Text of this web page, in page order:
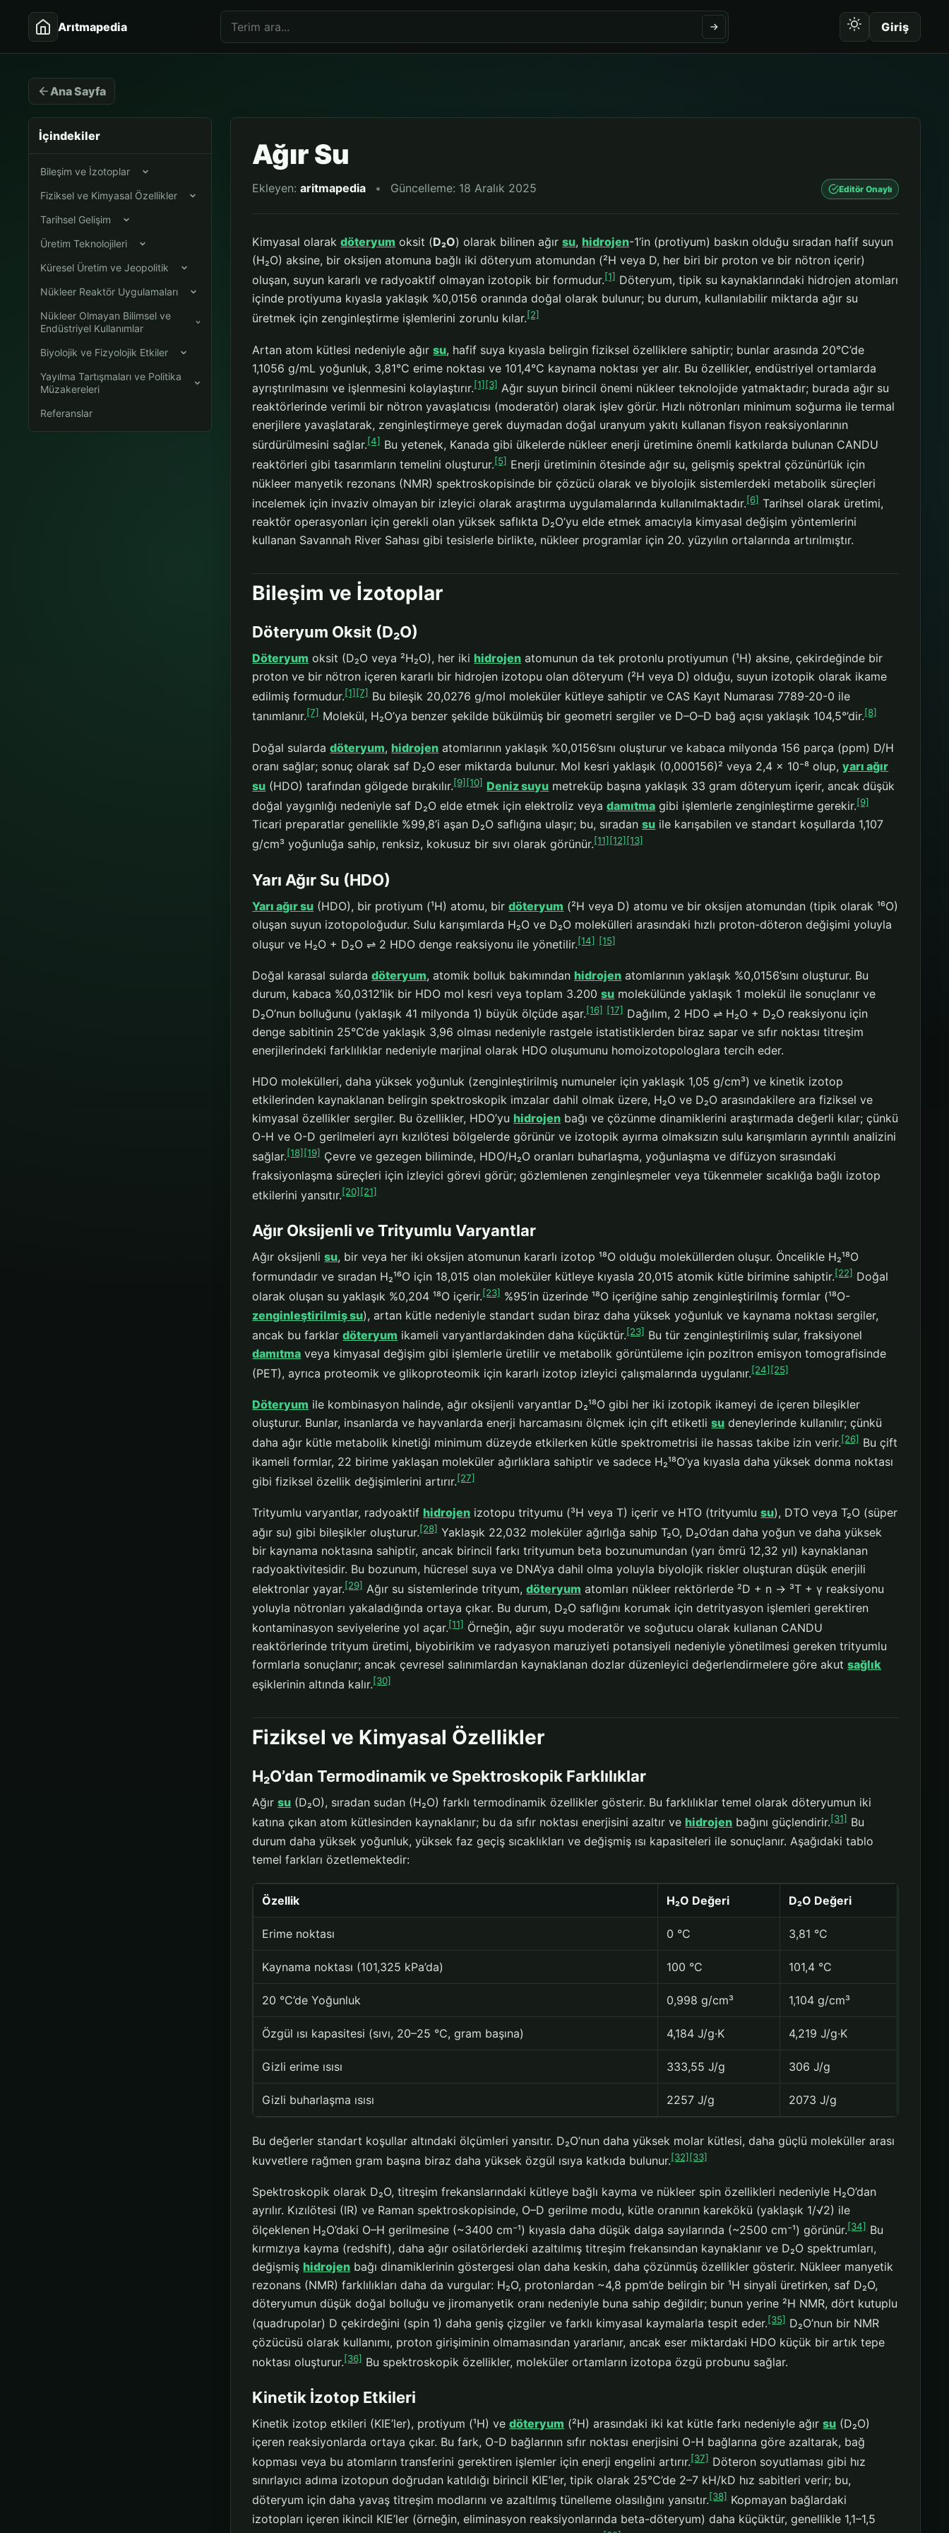
Arıtmapedia Giriş
Ana Sayfa
İçindekiler
Bileşim ve İzotoplar
Fiziksel ve Kimyasal Özellikler
Tarihsel Gelişim
Üretim Teknolojileri
Küresel Üretim ve Jeopolitik
Nükleer Reaktör Uygulamaları
Nükleer Olmayan Bilimsel ve
Endüstriyel Kullanımlar
Biyolojik ve Fizyolojik Etkiler
Yayılma Tartışmaları ve Politika
Müzakereleri
Referanslar
Ağır Su
Ekleyen:aritmapedia • Güncelleme: 18 Aralık 2025 Editör Onaylı
Kimyasal olarakdöteryum oksit (D₂O) olarak bilinen ağırsu, hidrojen-1’in (protiyum) baskın olduğu sıradan hafif suyun
(H₂O) aksine, bir oksijen atomuna bağlı iki döteryum atomundan (²H veya D, her biri bir proton ve bir nötron içerir)
oluşan, suyun kararlı ve radyoaktif olmayan izotopik bir formudur.[1] Döteryum, tipik su kaynaklarındaki hidrojen atomları
içinde protiyuma kıyasla yaklaşık %0,0156 oranında doğal olarak bulunur; bu durum, kullanılabilir miktarda ağır su
üretmek için zenginleştirme işlemlerini zorunlu kılar.[2]
Artan atom kütlesi nedeniyle ağırsu, hafif suya kıyasla belirgin fiziksel özelliklere sahiptir; bunlar arasında 20°C’de
1,1056 g/mL yoğunluk, 3,81°C erime noktası ve 101,4°C kaynama noktası yer alır. Bu özellikler, endüstriyel ortamlarda
ayrıştırılmasını ve işlenmesini kolaylaştırır.[1] [3] Ağır suyun birincil önemi nükleer teknolojide yatmaktadır; burada ağır su
reaktörlerinde verimli bir nötron yavaşlatıcısı (moderatör) olarak işlev görür. Hızlı nötronları minimum soğurma ile termal
enerjilere yavaşlatarak, zenginleştirmeye gerek duymadan doğal uranyum yakıtı kullanan fisyon reaksiyonlarının
sürdürülmesini sağlar.[4] Bu yetenek, Kanada gibi ülkelerde nükleer enerji üretimine önemli katkılarda bulunan CANDU
reaktörleri gibi tasarımların temelini oluşturur.[5] Enerji üretiminin ötesinde ağır su, gelişmiş spektral çözünürlük için
nükleer manyetik rezonans (NMR) spektroskopisinde bir çözücü olarak ve biyolojik sistemlerdeki metabolik süreçleri
incelemek için invaziv olmayan bir izleyici olarak araştırma uygulamalarında kullanılmaktadır.[6] Tarihsel olarak üretimi,
reaktör operasyonları için gerekli olan yüksek saflıkta D₂O’yu elde etmek amacıyla kimyasal değişim yöntemlerini
kullanan Savannah River Sahası gibi tesislerle birlikte, nükleer programlar için 20. yüzyılın ortalarında artırılmıştır.
Bileşim ve İzotoplar
Döteryum Oksit (D₂O)
Döteryum oksit (D₂O veya ²H₂O), her iki hidrojen atomunun da tek protonlu protiyumun (¹H) aksine, çekirdeğinde bir
proton ve bir nötron içeren kararlı bir hidrojen izotopu olan döteryum (²H veya D) olduğu, suyun izotopik olarak ikame
edilmiş formudur.[1] [7] Bu bileşik 20,0276 g/mol moleküler kütleye sahiptir ve CAS Kayıt Numarası 7789-20-0 ile
tanımlanır.[7] Molekül, H₂O’ya benzer şekilde bükülmüş bir geometri sergiler ve D–O–D bağ açısı yaklaşık 104,5°’dir.[8]
Doğal sulardadöteryum, hidrojen atomlarının yaklaşık %0,0156’sını oluşturur ve kabaca milyonda 156 parça (ppm) D/H
oranı sağlar; sonuç olarak saf D₂O eser miktarda bulunur. Mol kesri yaklaşık (0,000156)² veya 2,4 × 10⁻⁸ olup,yarı ağır
su (HDO) tarafından gölgede bırakılır.[9] [10] Deniz suyu metreküp başına yaklaşık 33 gram döteryum içerir, ancak düşük
doğal yaygınlığı nedeniyle saf D₂O elde etmek için elektroliz veyadamıtma gibi işlemlerle zenginleştirme gerekir.[9]
Ticari preparatlar genellikle %99,8’i aşan D₂O saflığına ulaşır; bu, sıradansu ile karışabilen ve standart koşullarda 1,107
g/cm³ yoğunluğa sahip, renksiz, kokusuz bir sıvı olarak görünür.[11] [12] [13]
Yarı Ağır Su (HDO)
Yarı ağır su (HDO), bir protiyum (¹H) atomu, birdöteryum (²H veya D) atomu ve bir oksijen atomundan (tipik olarak ¹⁶O)
oluşan suyun izotopoloğudur. Sulu karışımlarda H₂O ve D₂O molekülleri arasındaki hızlı proton-döteron değişimi yoluyla
oluşur ve H₂O + D₂O ⇌ 2 HDO denge reaksiyonu ile yönetilir.[14] [15]
Doğal karasal sulardadöteryum, atomik bolluk bakımından hidrojen atomlarının yaklaşık %0,0156’sını oluşturur. Bu
durum, kabaca %0,0312’lik bir HDO mol kesri veya toplam 3.200su molekülünde yaklaşık 1 molekül ile sonuçlanır ve
D₂O’nun bolluğunu (yaklaşık 41 milyonda 1) büyük ölçüde aşar.[16] [17] Dağılım, 2 HDO ⇌ H₂O + D₂O reaksiyonu için
denge sabitinin 25°C’de yaklaşık 3,96 olması nedeniyle rastgele istatistiklerden biraz sapar ve sıfır noktası titreşim
enerjilerindeki farklılıklar nedeniyle marjinal olarak HDO oluşumunu homoizotopologlara tercih eder.
HDO molekülleri, daha yüksek yoğunluk (zenginleştirilmiş numuneler için yaklaşık 1,05 g/cm³) ve kinetik izotop
etkilerinden kaynaklanan belirgin spektroskopik imzalar dahil olmak üzere, H₂O ve D₂O arasındakilere ara fiziksel ve
kimyasal özellikler sergiler. Bu özellikler, HDO’yu hidrojen bağı ve çözünme dinamiklerini araştırmada değerli kılar; çünkü
O-H ve O-D gerilmeleri ayrı kızılötesi bölgelerde görünür ve izotopik ayırma olmaksızın sulu karışımların ayrıntılı analizini
sağlar.[18] [19] Çevre ve gezegen biliminde, HDO/H₂O oranları buharlaşma, yoğunlaşma ve difüzyon sırasındaki
fraksiyonlaşma süreçleri için izleyici görevi görür; gözlemlenen zenginleşmeler veya tükenmeler sıcaklığa bağlı izotop
etkilerini yansıtır.[20][21]
Ağır Oksijenli ve Trityumlu Varyantlar
Ağır oksijenlisu, bir veya her iki oksijen atomunun kararlı izotop ¹⁸O olduğu moleküllerden oluşur. Öncelikle H₂¹⁸O
formundadır ve sıradan H₂¹⁶O için 18,015 olan moleküler kütleye kıyasla 20,015 atomik kütle birimine sahiptir.[22] Doğal
olarak oluşan su yaklaşık %0,204 ¹⁸O içerir.[23] %95’in üzerinde ¹⁸O içeriğine sahip zenginleştirilmiş formlar (¹⁸O-
zenginleştirilmiş su), artan kütle nedeniyle standart sudan biraz daha yüksek yoğunluk ve kaynama noktası sergiler,
ancak bu farklardöteryum ikameli varyantlardakinden daha küçüktür.[23]Bu tür zenginleştirilmiş sular, fraksiyonel
damıtma veya kimyasal değişim gibi işlemlerle üretilir ve metabolik görüntüleme için pozitron emisyon tomografisinde
(PET), ayrıca proteomik ve glikoproteomik için kararlı izotop izleyici çalışmalarında uygulanır.[24] [25]
Döteryum ile kombinasyon halinde, ağır oksijenli varyantlar D₂¹⁸O gibi her iki izotopik ikameyi de içeren bileşikler
oluşturur. Bunlar, insanlarda ve hayvanlarda enerji harcamasını ölçmek için çift etiketlisu deneylerinde kullanılır; çünkü
daha ağır kütle metabolik kinetiği minimum düzeyde etkilerken kütle spektrometrisi ile hassas takibe izin verir.[26] Bu çift
ikameli formlar, 22 birime yaklaşan moleküler ağırlıklara sahiptir ve sadece H₂¹⁸O’ya kıyasla daha yüksek donma noktası
gibi fiziksel özellik değişimlerini artırır.[27]
Trityumlu varyantlar, radyoaktif hidrojen izotopu trityumu (³H veya T) içerir ve HTO (trityumlusu), DTO veya T₂O (süper
ağır su) gibi bileşikler oluşturur.[28] Yaklaşık 22,032 moleküler ağırlığa sahip T₂O, D₂O’dan daha yoğun ve daha yüksek
bir kaynama noktasına sahiptir, ancak birincil farkı trityumun beta bozunumundan (yarı ömrü 12,32 yıl) kaynaklanan
radyoaktivitesidir. Bu bozunum, hücresel suya ve DNA’ya dahil olma yoluyla biyolojik riskler oluşturan düşük enerjili
elektronlar yayar.[29] Ağır su sistemlerinde trityum,döteryum atomları nükleer rektörlerde ²D + n → ³T + γ reaksiyonu
yoluyla nötronları yakaladığında ortaya çıkar. Bu durum, D₂O saflığını korumak için detrityasyon işlemleri gerektiren
kontaminasyon seviyelerine yol açar.[11]Örneğin, ağır suyu moderatör ve soğutucu olarak kullanan CANDU
reaktörlerinde trityum üretimi, biyobirikim ve radyasyon maruziyeti potansiyeli nedeniyle yönetilmesi gereken trityumlu
formlarla sonuçlanır; ancak çevresel salınımlardan kaynaklanan dozlar düzenleyici değerlendirmelere göre akutsağlık
eşiklerinin altında kalır.[30]
Fiziksel ve Kimyasal Özellikler
H₂O’dan Termodinamik ve Spektroskopik Farklılıklar
Ağırsu (D₂O), sıradan sudan (H₂O) farklı termodinamik özellikler gösterir. Bu farklılıklar temel olarak döteryumun iki
katına çıkan atom kütlesinden kaynaklanır; bu da sıfır noktası enerjisini azaltır ve hidrojen bağını güçlendirir.[31] Bu
durum daha yüksek yoğunluk, yüksek faz geçiş sıcaklıkları ve değişmiş ısı kapasiteleri ile sonuçlanır. Aşağıdaki tablo
temel farkları özetlemektedir:
Özellik H₂O Değeri D₂O Değeri
Erime noktası 0 °C 3,81 °C
Kaynama noktası (101,325 kPa’da) 100 °C 101,4 °C
20 °C’de Yoğunluk 0,998 g/cm³ 1,104 g/cm³
Özgül ısı kapasitesi (sıvı, 20–25 °C, gram başına) 4,184 J/g·K 4,219 J/g·K
Gizli erime ısısı 333,55 J/g 306 J/g
Gizli buharlaşma ısısı 2257 J/g 2073 J/g
Bu değerler standart koşullar altındaki ölçümleri yansıtır. D₂O’nun daha yüksek molar kütlesi, daha güçlü moleküller arası
kuvvetlere rağmen gram başına biraz daha yüksek özgül ısıya katkıda bulunur.[32][33]
Spektroskopik olarak D₂O, titreşim frekanslarındaki kütleye bağlı kayma ve nükleer spin özellikleri nedeniyle H₂O’dan
ayrılır. Kızılötesi (IR) ve Raman spektroskopisinde, O–D gerilme modu, kütle oranının karekökü (yaklaşık 1/√2) ile
ölçeklenen H₂O’daki O–H gerilmesine (~3400 cm⁻¹) kıyasla daha düşük dalga sayılarında (~2500 cm⁻¹) görünür.[34] Bu
kırmızıya kayma (redshift), daha ağır osilatörlerdeki azaltılmış titreşim frekansından kaynaklanır ve D₂O spektrumları,
değişmiş hidrojen bağı dinamiklerinin göstergesi olan daha keskin, daha çözünmüş özellikler gösterir. Nükleer manyetik
rezonans (NMR) farklılıkları daha da vurgular: H₂O, protonlardan ~4,8 ppm’de belirgin bir ¹H sinyali üretirken, saf D₂O,
döteryumun düşük doğal bolluğu ve jiromanyetik oranı nedeniyle buna sahip değildir; bunun yerine ²H NMR, dört kutuplu
(quadrupolar) D çekirdeğini (spin 1) daha geniş çizgiler ve farklı kimyasal kaymalarla tespit eder.[35] D₂O’nun bir NMR
çözücüsü olarak kullanımı, proton girişiminin olmamasından yararlanır, ancak eser miktardaki HDO küçük bir artık tepe
noktası oluşturur.[36]Bu spektroskopik özellikler, moleküler ortamların izotopa özgü probunu sağlar.
Kinetik İzotop Etkileri
Kinetik izotop etkileri (KIE’ler), protiyum (¹H) vedöteryum (²H) arasındaki iki kat kütle farkı nedeniyle ağırsu (D₂O)
içeren reaksiyonlarda ortaya çıkar. Bu fark, O-D bağlarının sıfır noktası enerjisini O-H bağlarına göre azaltarak, bağ
kopması veya bu atomların transferini gerektiren işlemler için enerji engelini artırır.[37] Döteron soyutlaması gibi hız
sınırlayıcı adıma izotopun doğrudan katıldığı birincil KIE’ler, tipik olarak 25°C’de 2–7 kH/kD hız sabitleri verir; bu,
döteryum için daha yavaş titreşim modlarını ve azaltılmış tünelleme olasılığını yansıtır.[38] Kopmayan bağlardaki
izotopları içeren ikincil KIE’ler (örneğin, eliminasyon reaksiyonlarında beta-döteryum) daha küçüktür, genellikle 1,1–1,5